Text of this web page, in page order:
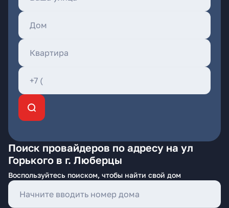
Поиск провайдеров по адресу на ул
Горького в г. Люберцы
Воспользуйтесь поиском, чтобы найти свой дом